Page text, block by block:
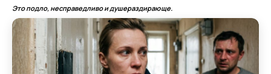
Это подло, несправедливо и душераздирающе.